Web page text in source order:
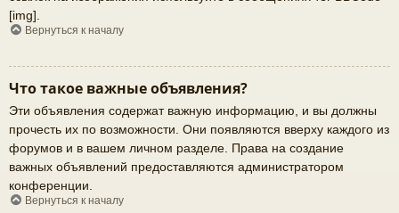
[img].
Вернуться к началу
Что такое важные объявления?
Эти объявления содержат важную информацию, и вы должны
прочесть их по возможности. Они появляются вверху каждого из
форумов и в вашем личном разделе. Права на создание
важных объявлений предоставляются администратором
конференции.
Вернуться к началу